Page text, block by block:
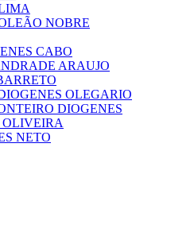
NOBRE
CABO
ARAUJO
OLEGARIO
DIOGENES
NETO